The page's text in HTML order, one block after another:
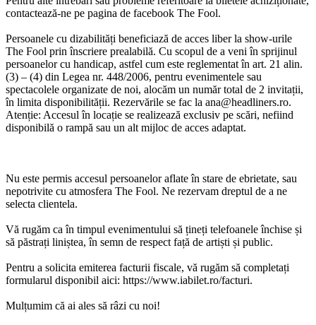
contactează-ne pe pagina de facebook The Fool.
Persoanele cu dizabilități beneficiază de acces liber la show-urile
The Fool prin înscriere prealabilă. Cu scopul de a veni în sprijinul
persoanelor cu handicap, astfel cum este reglementat în art. 21 alin.
(3) – (4) din Legea nr. 448/2006, pentru evenimentele sau
spectacolele organizate de noi, alocăm un număr total de 2 invitații,
în limita disponibilității. Rezervările se fac la ana@headliners.ro.
Atenție: Accesul în locație se realizează exclusiv pe scări, nefiind
disponibilă o rampă sau un alt mijloc de acces adaptat.
Nu este permis accesul persoanelor aflate în stare de ebrietate, sau
nepotrivite cu atmosfera The Fool. Ne rezervam dreptul de a ne
selecta clientela.
Vă rugăm ca în timpul evenimentului să țineți telefoanele închise și
să păstrați liniștea, în semn de respect față de artiști și public.
Pentru a solicita emiterea facturii fiscale, vă rugăm să completați
formularul disponibil aici: https://www.iabilet.ro/facturi.
Mulțumim că ai ales să râzi cu noi!